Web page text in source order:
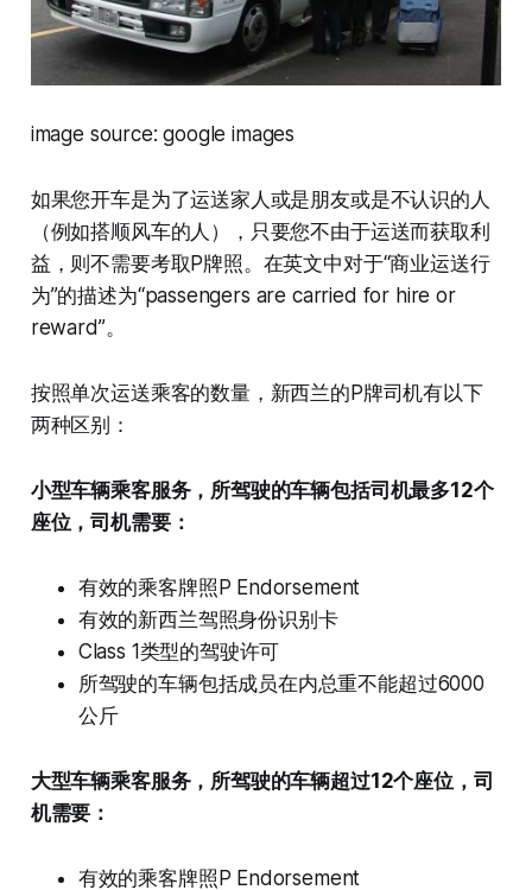
image source: google images
如果您开车是为了运送家人或是朋友或是不认识的人
（例如搭顺风车的人），只要您不由于运送而获取利
益，则不需要考取P牌照。在英文中对于“商业运送行
为”的描述为“passengers are carried for hire or
reward”。
按照单次运送乘客的数量，新西兰的P牌司机有以下
两种区别：
小型车辆乘客服务，所驾驶的车辆包括司机最多12个
座位，司机需要：
有效的乘客牌照P Endorsement
有效的新西兰驾照身份识别卡
Class 1类型的驾驶许可
所驾驶的车辆包括成员在内总重不能超过6000
公斤
大型车辆乘客服务，所驾驶的车辆超过12个座位，司
机需要：
有效的乘客牌照P Endorsement